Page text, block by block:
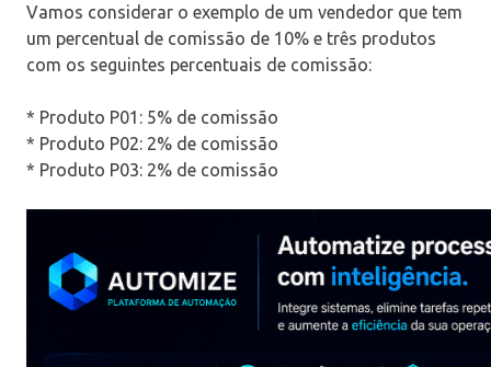
Vamos considerar o exemplo de um vendedor que tem
um percentual de comissão de 10% e três produtos
com os seguintes percentuais de comissão:
* Produto P01: 5% de comissão
* Produto P02: 2% de comissão
* Produto P03: 2% de comissão